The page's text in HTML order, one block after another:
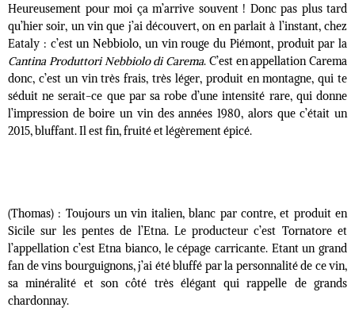
Heureusement pour moi ça m’arrive souvent ! Donc pas plus tard
qu’hier soir, un vin que j’ai découvert, on en parlait à l’instant, chez
Eataly : c’est un Nebbiolo, un vin rouge du Piémont, produit par la
Cantina Produttori Nebbiolo di Carema. C’est en appellation Carema
donc, c’est un vin très frais, très léger, produit en montagne, qui te
séduit ne serait-ce que par sa robe d’une intensité rare, qui donne
l’impression de boire un vin des années 1980, alors que c’était un
2015, bluffant. Il est fin, fruité et légèrement épicé.
(Thomas) : Toujours un vin italien, blanc par contre, et produit en
Sicile sur les pentes de l’Etna. Le producteur c’est Tornatore et
l’appellation c’est Etna bianco, le cépage carricante. Etant un grand
fan de vins bourguignons, j’ai été bluffé par la personnalité de ce vin,
sa minéralité et son côté très élégant qui rappelle de grands
chardonnay.